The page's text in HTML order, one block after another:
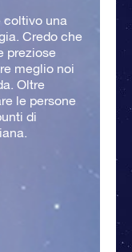
coltivo una
Credo che
preziose
meglio noi
Oltre
le persone
di